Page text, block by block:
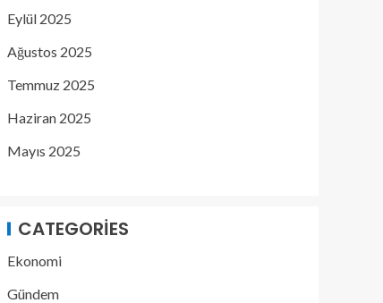
Eylül 2025
Ağustos 2025
Temmuz 2025
Haziran 2025
Mayıs 2025
CATEGORIES
Ekonomi
Gündem